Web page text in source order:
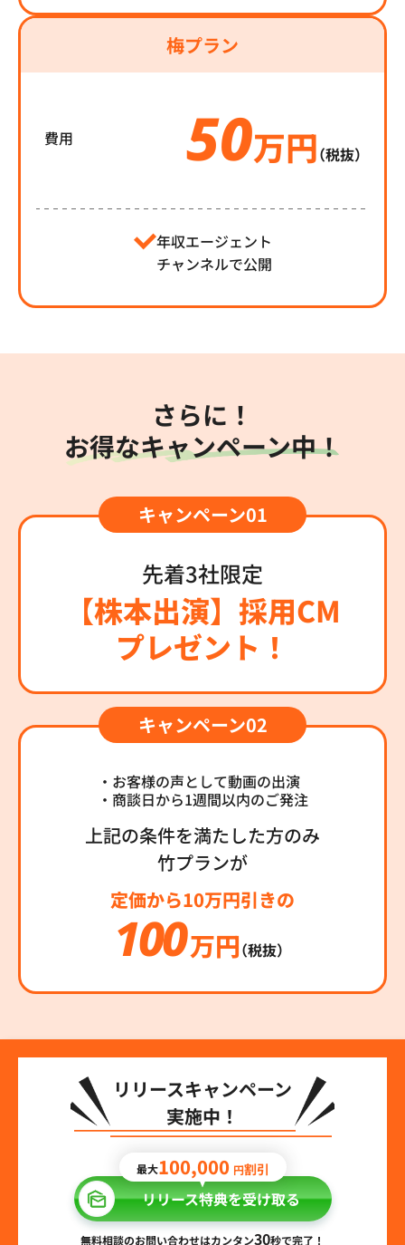
梅プラン
費用 50万円（税抜）
年収エージェント
チャンネルで公開
さらに！
お得なキャンペーン中！
先着3社限定
【株本出演】採用CM
プレゼント！
・お客様の声として動画の出演
・商談日から1週間以内のご発注
上記の条件を満たした方のみ
竹プランが
定価から10万円引きの
100万円（税抜）
リリースキャンペーン
実施中！
最大100,000 円割引
リリース特典を受け取る
無料相談のお問い合わせはカンタン30秒で完了！